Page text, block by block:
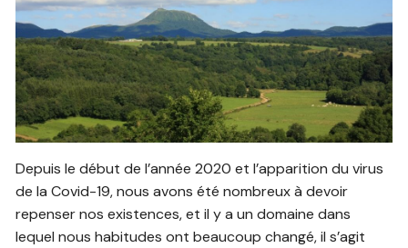
Depuis le début de l’année 2020 et l’apparition du virus
de la Covid-19, nous avons été nombreux à devoir
repenser nos existences, et il y a un domaine dans
lequel nous habitudes ont beaucoup changé, il s’agit